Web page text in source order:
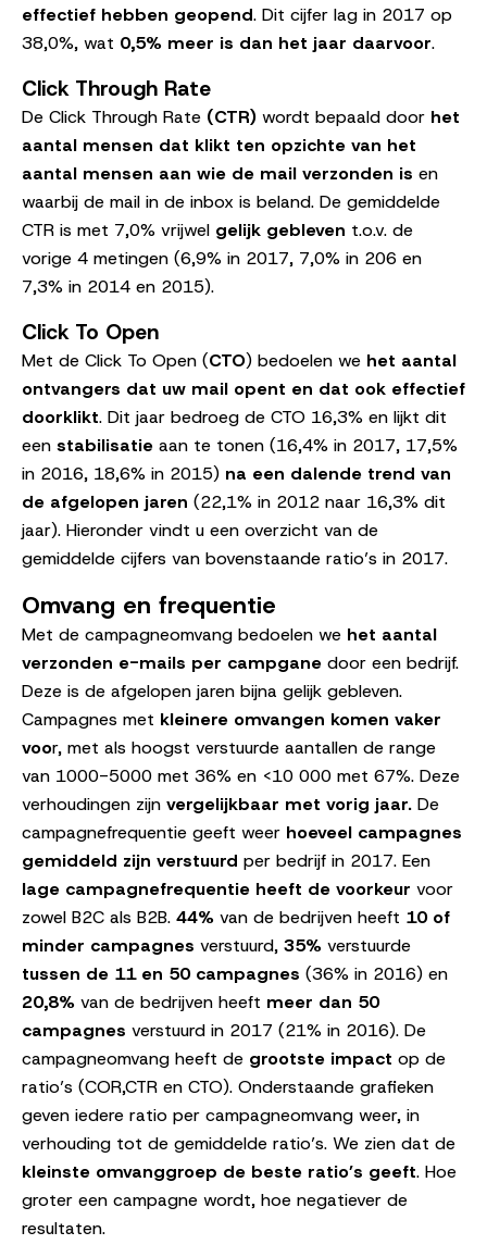
effectief hebben geopend. Dit cijfer lag in 2017 op
38,0%, wat 0,5% meer is dan het jaar daarvoor.
Click Through Rate
De Click Through Rate (CTR) wordt bepaald door het
aantal mensen dat klikt ten opzichte van het
aantal mensen aan wie de mail verzonden is en
waarbij de mail in de inbox is beland. De gemiddelde
CTR is met 7,0% vrijwel gelijk gebleven t.o.v. de
vorige 4 metingen (6,9% in 2017, 7,0% in 206 en
7,3% in 2014 en 2015).
Click To Open
Met de Click To Open (CTO) bedoelen we het aantal
ontvangers dat uw mail opent en dat ook effectief
doorklikt. Dit jaar bedroeg de CTO 16,3% en lijkt dit
een stabilisatie aan te tonen (16,4% in 2017, 17,5%
in 2016, 18,6% in 2015) na een dalende trend van
de afgelopen jaren (22,1% in 2012 naar 16,3% dit
jaar). Hieronder vindt u een overzicht van de
gemiddelde cijfers van bovenstaande ratio’s in 2017.
Omvang en frequentie
Met de campagneomvang bedoelen we het aantal
verzonden e-mails per campgane door een bedrijf.
Deze is de afgelopen jaren bijna gelijk gebleven.
Campagnes met kleinere omvangen komen vaker
voor, met als hoogst verstuurde aantallen de range
van 1000-5000 met 36% en <10 000 met 67%. Deze
verhoudingen zijn vergelijkbaar met vorig jaar. De
campagnefrequentie geeft weer hoeveel campagnes
gemiddeld zijn verstuurd per bedrijf in 2017. Een
lage campagnefrequentie heeft de voorkeur voor
zowel B2C als B2B. 44% van de bedrijven heeft 10 of
minder campagnes verstuurd, 35% verstuurde
tussen de 11 en 50 campagnes (36% in 2016) en
20,8% van de bedrijven heeft meer dan 50
campagnes verstuurd in 2017 (21% in 2016). De
campagneomvang heeft de grootste impact op de
ratio’s (COR,CTR en CTO). Onderstaande grafieken
geven iedere ratio per campagneomvang weer, in
verhouding tot de gemiddelde ratio’s. We zien dat de
kleinste omvanggroep de beste ratio’s geeft. Hoe
groter een campagne wordt, hoe negatiever de
resultaten.